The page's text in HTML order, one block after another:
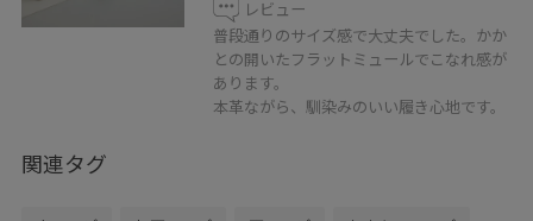
◼︎フォロー
コーディネートを気に入って頂けたら
アイコンクリック→“♡フォローする”
を押して頂けると励みになります！
◼︎ LINE接客やってます！
レビュー
普段通りのサイズ感で大丈夫でした。かか
との開いたフラットミュールでこなれ感が
あります。
本革ながら、馴染みのいい履き心地です。
関連タグ